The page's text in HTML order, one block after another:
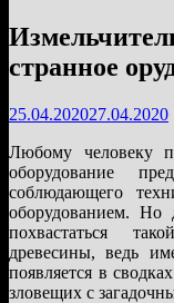
странное
25.04.202027.04.2020
Любому человеку
оборудование
соблюдающего
оборудованием. Но
похвастаться
древесины, ведь
появляется в
зловещих с